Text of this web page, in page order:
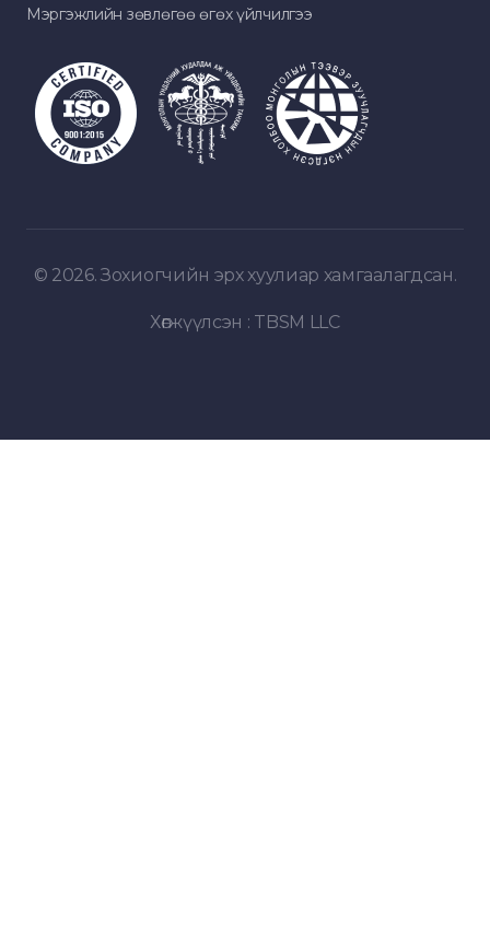
Мэргэжлийн зөвлөгөө өгөх үйлчилгээ
© 2026. Зохиогчийн эрх хуулиар хамгаалагдсан.
Хөгжүүлсэн : TBSM LLC